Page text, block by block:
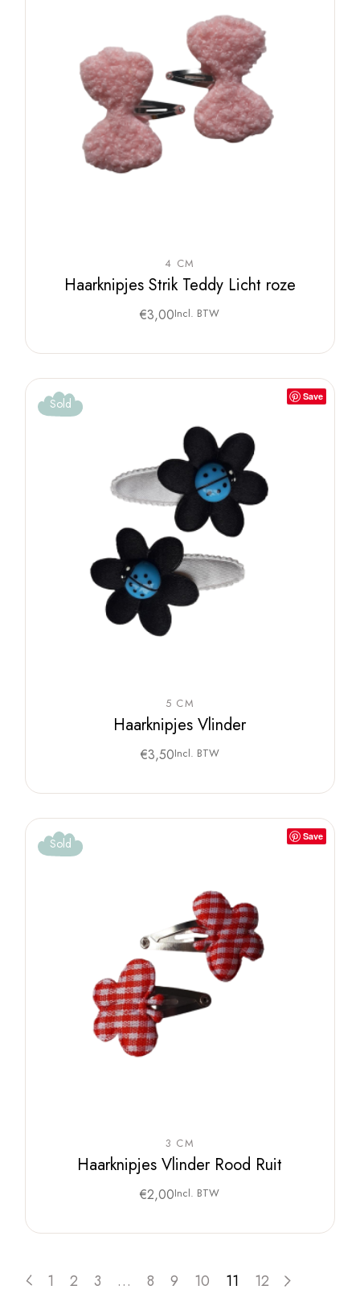
4 CM
Haarknipjes Strik Teddy Licht roze
€3,00Incl. BTW
Save
Sold
5 CM
Haarknipjes Vlinder
€3,50Incl. BTW
Save
Sold
3 CM
Haarknipjes Vlinder Rood Ruit
€2,00Incl. BTW
1 2 3 … 8 9 10 11 12